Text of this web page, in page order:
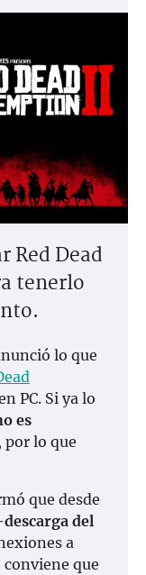
Red Dead
tenerlo
lo que
PC. Si ya lo
es
, por lo que
que desde
del
a
que